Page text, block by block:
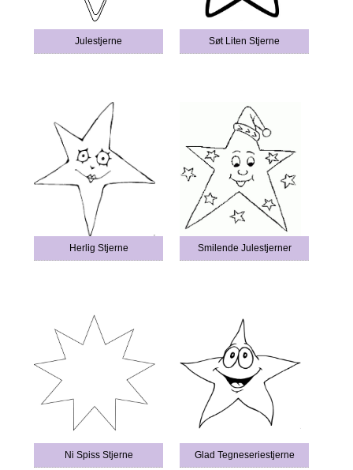
Julestjerne Søt Liten Stjerne
Herlig Stjerne Smilende Julestjerner
Ni Spiss Stjerne Glad Tegneseriestjerne